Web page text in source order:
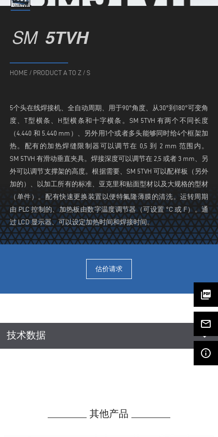
SM 5TVH
HOME / PRODUCT A TO Z / S
5个头在线焊接机、全自动周期、用于90°角度、从30°到180°可变角
度、T型横条、H型横条和十字横条。SM 5TVH 有两个不同长度
（4.440 和 5.440 mm）、另外用1个或者多头能够同时给4个框架加
热。配有的加热焊缝限制器可以调节在 0,5 到 2 mm 范围内。
SM 5TVH 有滑动垂直夹具。焊接深度可以调节在 2,5 或者 3 mm、另
外可以调节支撑架的高度。根据需要、SM 5TVH 可以配样板（另外
加的）、以加工所有的标准、亚克里和贴面型材以及大规格的型材
（单件）。配有快速更换装置以便特氟隆薄膜的清洗。运转周期
由 PLC 控制的、加热板由数字温度调节器（可设置 °C 或 F）。通
过 LCD 显示器、可以设定加热时间和焊接时间。
估价请求
picture_as_pdf
mail_outline
info_outline
技术数据 arrow_drop_down
其他产品